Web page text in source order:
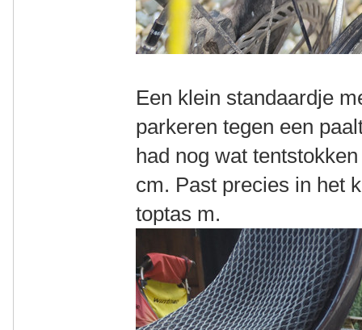
Een klein standaardje
parkeren tegen een
had nog wat
cm. Past precies in het
toptas m.